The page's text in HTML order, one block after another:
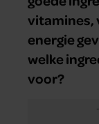
vitamines,
energie
welke
voor?